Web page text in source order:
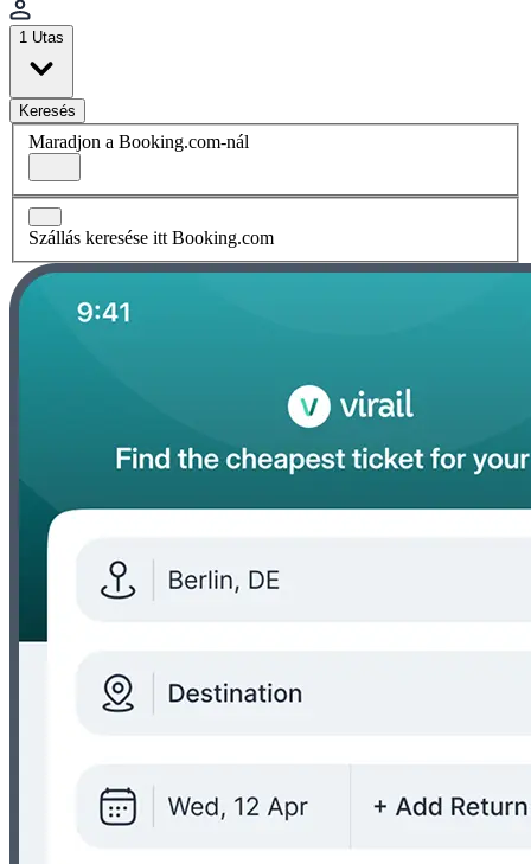
1 Utas
Keresés
Maradjon a Booking.com-nál
Szállás keresése itt Booking.com